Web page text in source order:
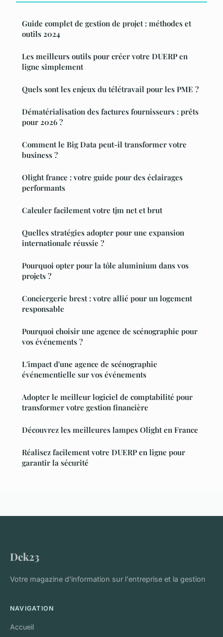
Guide complet de gestion de projet : méthodes et
outils 2024
Les meilleurs outils pour créer votre DUERP en
ligne simplement
Quels sont les enjeux du télétravail pour les PME ?
Dématérialisation des factures fournisseurs : prêts
pour 2026 ?
Comment le Big Data peut-il transformer votre
business ?
Olight france : votre guide pour des éclairages
performants
Calculer facilement votre tjm net et brut
Quelles stratégies adopter pour une expansion
internationale réussie ?
Pourquoi opter pour la tôle aluminium dans vos
projets ?
Conciergerie brest : votre allié pour un logement
responsable
Pourquoi choisir une agence de scénographie pour
vos événements ?
L'impact d'une agence de scénographie
événementielle sur vos événements
Adopter le meilleur logiciel de comptabilité pour
transformer votre gestion financière
Découvrez les meilleures lampes Olight en France
Réalisez facilement votre DUERP en ligne pour
garantir la sécurité
Dek23
Votre magazine d'information sur l'entreprise et la gestion
NAVIGATION
Accueil